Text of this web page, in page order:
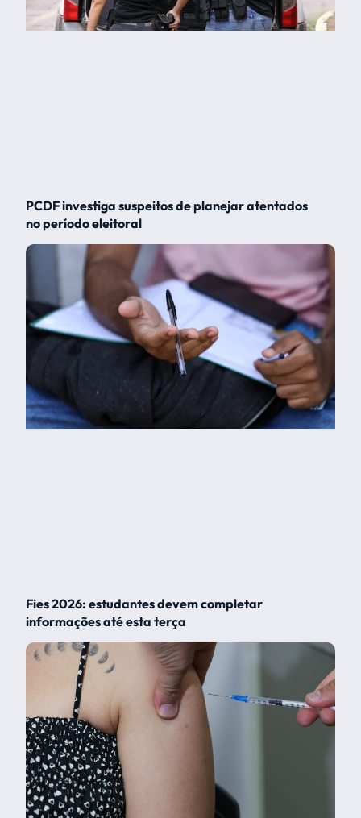
PCDF investiga suspeitos de planejar atentados
no período eleitoral
Fies 2026: estudantes devem completar
informações até esta terça